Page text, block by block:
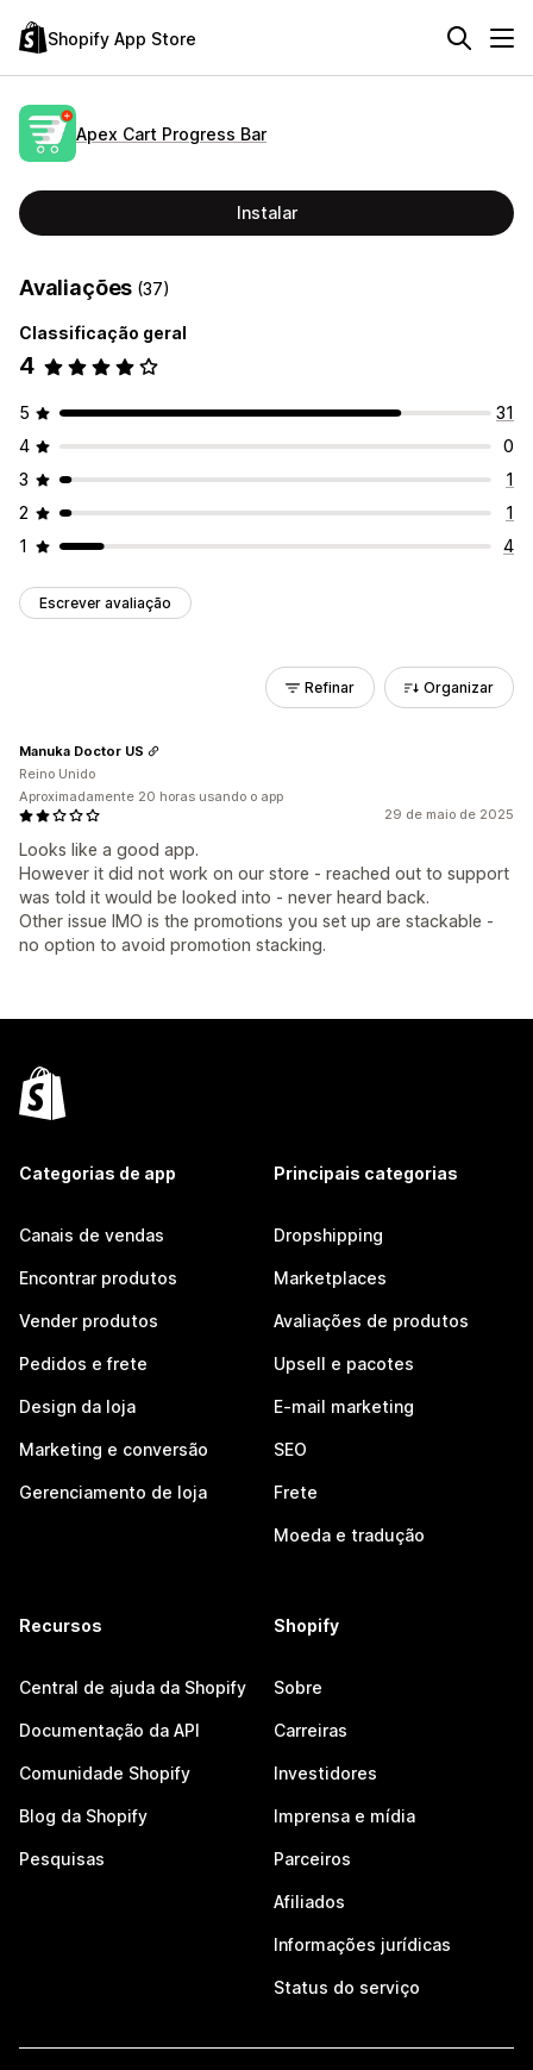
Shopify App Store
Apex Cart Progress Bar
Instalar
Avaliações (37)
Classificação geral
4
5
31
4
0
3
1
2
1
1
4
Escrever avaliação
Refinar Organizar
29 de maio de 2025
Looks like a good app.
However it did not work on our store - reached out to support
was told it would be looked into - never heard back.
Other issue IMO is the promotions you set up are stackable -
no option to avoid promotion stacking.
Manuka Doctor US
Reino Unido
Aproximadamente 20 horas usando o app
Categorias de app
Canais de vendas
Encontrar produtos
Vender produtos
Pedidos e frete
Design da loja
Marketing e conversão
Gerenciamento de loja
Principais categorias
Dropshipping
Marketplaces
Avaliações de produtos
Upsell e pacotes
E-mail marketing
SEO
Frete
Moeda e tradução
Recursos
Central de ajuda da Shopify
Documentação da API
Comunidade Shopify
Blog da Shopify
Pesquisas
Shopify
Sobre
Carreiras
Investidores
Imprensa e mídia
Parceiros
Afiliados
Informações jurídicas
Status do serviço